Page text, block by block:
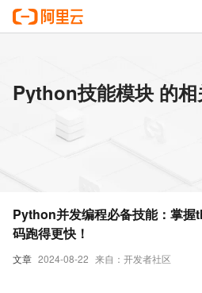
Python技能模块 的
文章 2024-08-22 来自：开发者社区
Python并发编程必备技能：掌
码跑得更快！